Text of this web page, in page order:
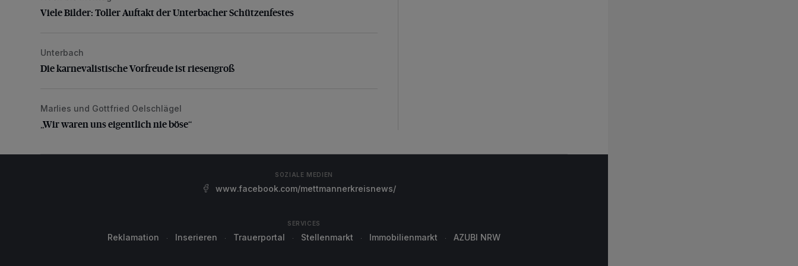
Viele Bilder: Toller Auftakt der Unterbacher Schützenfestes
Die karnevalistische Vorfreude ist riesengroß
Unterbach
Die karnevalistische Vorfreude ist riesengroß
„Wir waren uns eigentlich nie böse“
Marlies und Gottfried Oelschlägel
„Wir waren uns eigentlich nie böse“
SOZIALE MEDIEN
www.facebook.com/mettmannerkreisnews/
SERVICES
Reklamation Inserieren Trauerportal Stellenmarkt Immobilienmarkt AZUBI NRW